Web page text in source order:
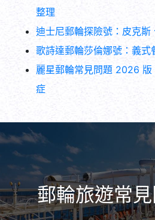
迪士尼郵輪探險號：皮克斯
歌詩達郵輪莎倫娜號：義式
麗星郵輪常見問題 2026 版
症
郵輪旅遊常